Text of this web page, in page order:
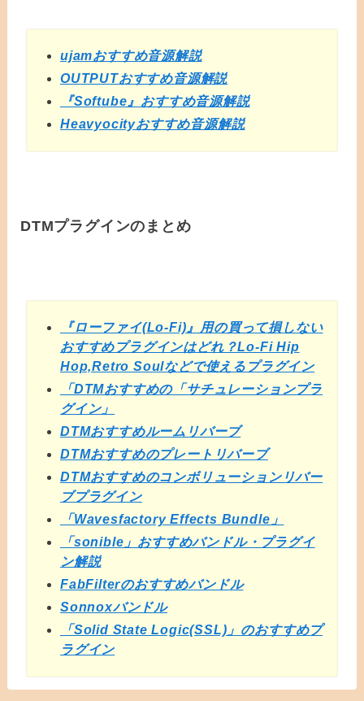
ujamおすすめ音源解説
OUTPUTおすすめ音源解説
『Softube』おすすめ音源解説
Heavyocityおすすめ音源解説
DTMプラグインのまとめ
『ローファイ(Lo-Fi)』用の買って損しない
おすすめプラグインはどれ？Lo-Fi Hip
Hop,Retro Soulなどで使えるプラグイン
「DTMおすすめの「サチュレーションプラ
グイン」
DTMおすすめルームリバーブ
DTMおすすめのプレートリバーブ
DTMおすすめのコンボリューションリバー
ブプラグイン
「Wavesfactory Effects Bundle」
「sonible」おすすめバンドル・プラグイ
ン解説
FabFilterのおすすめバンドル
Sonnoxバンドル
「Solid State Logic(SSL)」のおすすめプ
ラグイン